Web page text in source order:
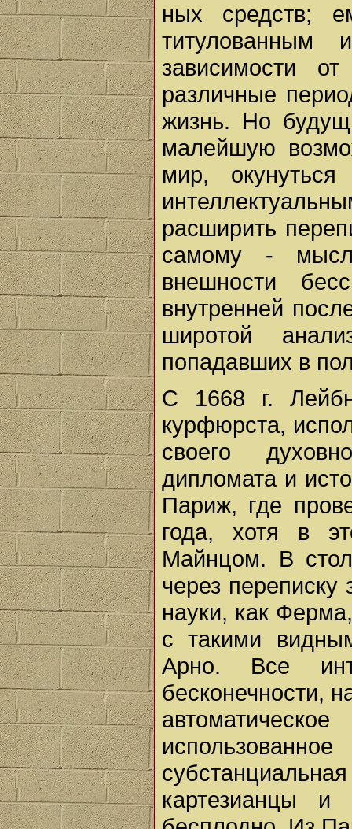
ных средств;
зависимости
различные
жизнь. Но
малейшую
мир,
расширить
самому -
внешности
внутренней
широтой
попадавших в
С 1668 г.
курфюрста,
своего
дипломата и
Париж, где
года, хотя в
Майнцом. В
через переписку
науки, как
с такими
Арно. Все
бесконечности,
картезианцы и